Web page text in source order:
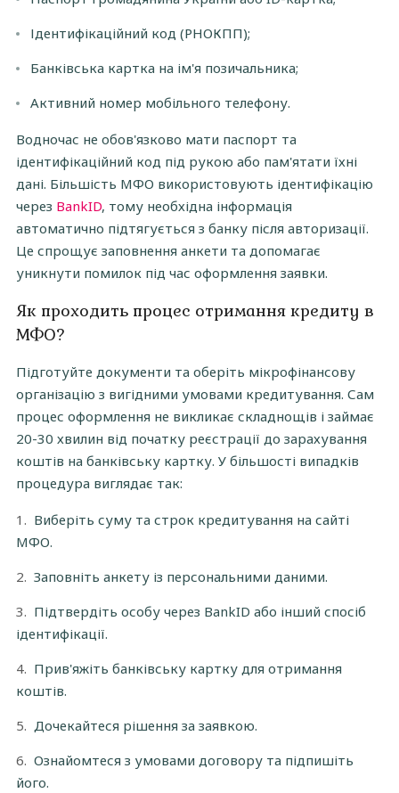
Чи потрібні поручителі для отримання кредиту
Ідентифікаційний код (РНОКПП);
Банківська картка на ім'я позичальника;
Активний номер мобільного телефону.
Водночас не обов'язково мати паспорт та
ідентифікаційний код під рукою або пам'ятати їхні
дані. Більшість МФО використовують ідентифікацію
через BankID, тому необхідна інформація
автоматично підтягується з банку після авторизації.
Це спрощує заповнення анкети та допомагає
уникнути помилок під час оформлення заявки.
Як проходить процес отримання кредиту в
МФО?
Підготуйте документи та оберіть мікрофінансову
організацію з вигідними умовами кредитування. Сам
процес оформлення не викликає складнощів і займає
20-30 хвилин від початку реєстрації до зарахування
коштів на банківську картку. У більшості випадків
процедура виглядає так:
Виберіть суму та строк кредитування на сайті
МФО.
Заповніть анкету із персональними даними.
Підтвердіть особу через BankID або інший спосіб
ідентифікації.
Прив'яжіть банківську картку для отримання
коштів.
Дочекайтеся рішення за заявкою.
Ознайомтеся з умовами договору та підпишіть
його.